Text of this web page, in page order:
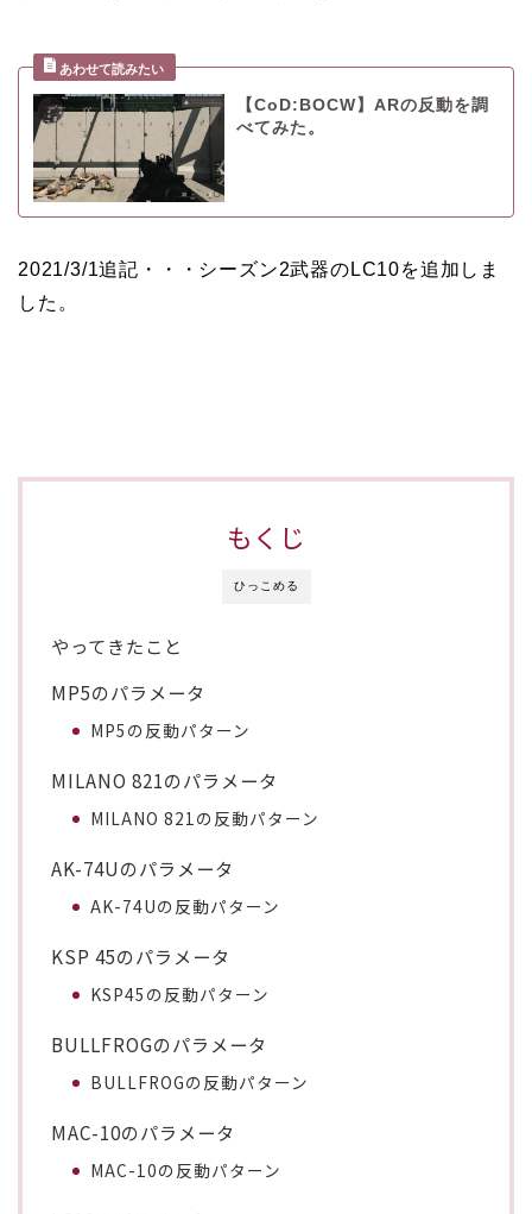
【CoD:BOCW】ARの反動を調
べてみた。
2021/3/1追記・・・シーズン2武器のLC10を追加しま
した。
ひっこめる
もくじ
やってきたこと
MP5のパラメータ
MP5の反動パターン
MILANO 821のパラメータ
MILANO 821の反動パターン
AK-74Uのパラメータ
AK-74Uの反動パターン
KSP 45のパラメータ
KSP45の反動パターン
BULLFROGのパラメータ
BULLFROGの反動パターン
MAC-10のパラメータ
MAC-10の反動パターン